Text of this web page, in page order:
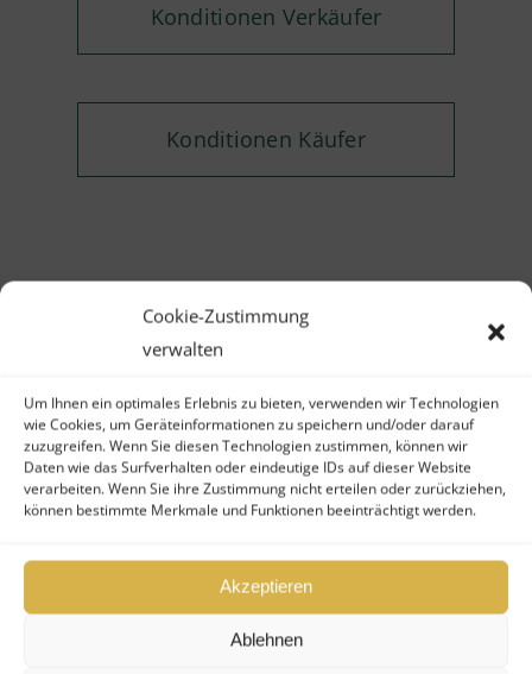
Cookie-Zustimmung
verwalten
Um Ihnen ein optimales Erlebnis zu bieten, verwenden wir Technologien
wie Cookies, um Geräteinformationen zu speichern und/oder darauf
zuzugreifen. Wenn Sie diesen Technologien zustimmen, können wir
Daten wie das Surfverhalten oder eindeutige IDs auf dieser Website
verarbeiten. Wenn Sie ihre Zustimmung nicht erteilen oder zurückziehen,
können bestimmte Merkmale und Funktionen beeinträchtigt werden.
Akzeptieren
Ablehnen
Konditionen Verkäufer
Konditionen Käufer
Sie möchten Anteile
an diesem geschlossenen
Fonds kaufen, verkaufen
oder wünschen weitere
Infos?
Kontaktformular
Nutzen Sie gern unser